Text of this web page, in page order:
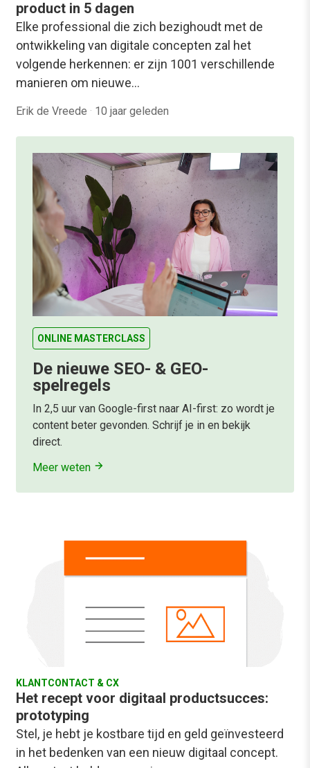
product in 5 dagen
Elke professional die zich bezighoudt met de
ontwikkeling van digitale concepten zal het
volgende herkennen: er zijn 1001 verschillende
manieren om nieuwe…
Erik de Vreede · 10 jaar geleden
ONLINE MASTERCLASS
De nieuwe SEO- & GEO-
spelregels
In 2,5 uur van Google-first naar AI-first: zo wordt je
content beter gevonden. Schrijf je in en bekijk
direct.
Meer weten
KLANTCONTACT & CX
Het recept voor digitaal productsucces:
prototyping
Stel, je hebt je kostbare tijd en geld geïnvesteerd
in het bedenken van een nieuw digitaal concept.